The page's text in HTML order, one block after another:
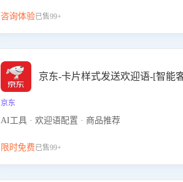
咨询体验已售99+
京东
AI工具 · 欢迎语配置 · 商品推荐
限时免费已售99+